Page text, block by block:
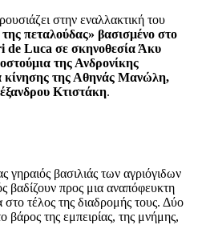
στην εναλλακτική του
πεταλούδας» βασισμένο στο
de Luca σε σκηνοθεσία Άκυ
της Ανδρονίκης
κίνησης της Αθηνάς Μανώλη,
Κτιστάκη.
βασιλιάς των αγριόγιδων
βαδίζουν προς μια αναπόφευκτη
τέλος της διαδρομής τους. Δύο
βάρος της εμπειρίας, της μνήμης,